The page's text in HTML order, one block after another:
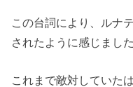
この台詞により、ルナ
されたように感じました
これまで敵対していた